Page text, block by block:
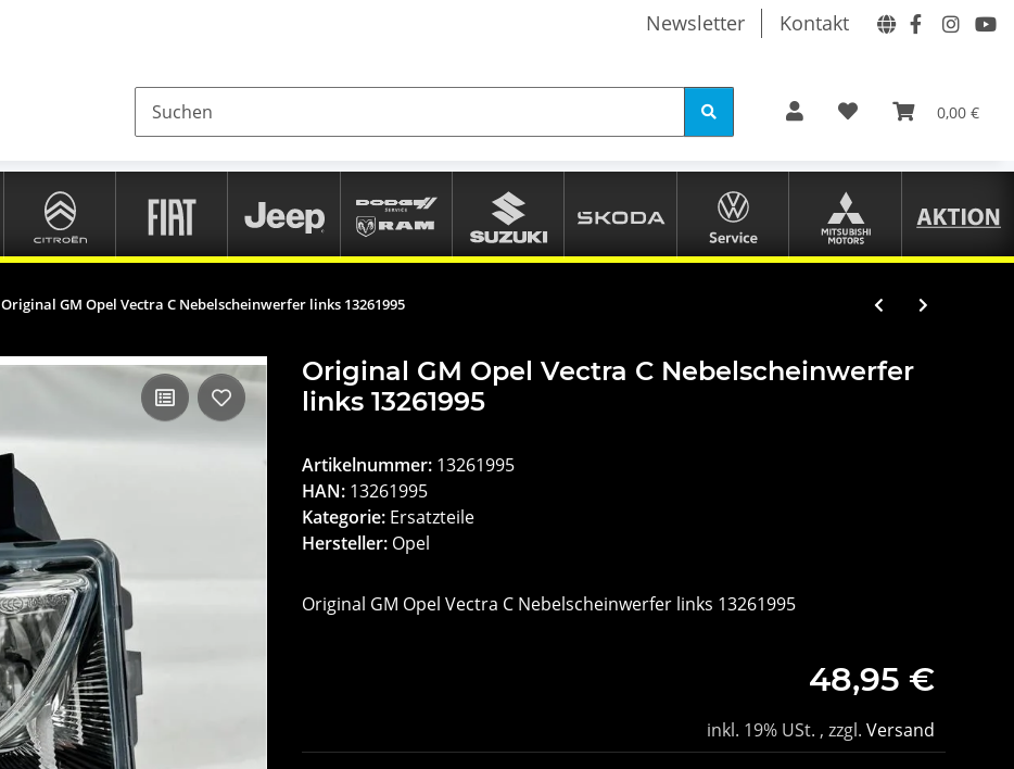
Newsletter Kontakt
0,00 €
Original GM Opel Vectra C Nebelscheinwerfer links 13261995
Original GM Opel Vectra C Nebelscheinwerfer
links 13261995
Artikelnummer: 13261995
HAN: 13261995
Kategorie: Ersatzteile
Hersteller: Opel
Original GM Opel Vectra C Nebelscheinwerfer links 13261995
48,95 €
inkl. 19% USt. , zzgl. Versand